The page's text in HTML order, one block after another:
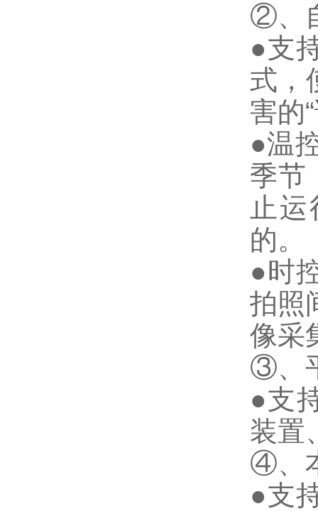
②、
●支
式，
害的
●温
季节
止
的。
●时
拍照
像采
③、
●支
装置
④、
●支